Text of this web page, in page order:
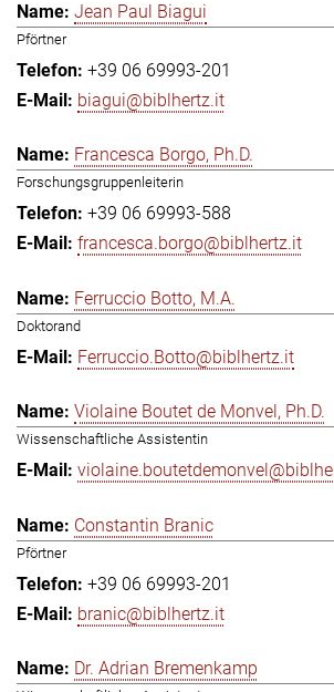
Jean Paul Biagui
Pförtner
+39 06 69993-201
biagui@biblhertz.it
Francesca Borgo, Ph.D.
Forschungsgruppenleiterin
+39 06 69993-588
francesca.borgo@biblhertz.it
Ferruccio Botto, M.A.
Doktorand
Ferruccio.Botto@biblhertz.it
Violaine Boutet de Monvel, Ph.D.
Wissenschaftliche Assistentin
Constantin Branic
Pförtner
+39 06 69993-201
branic@biblhertz.it
Dr. Adrian Bremenkamp